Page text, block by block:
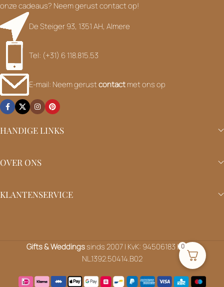
onze cadeaus? Neem gerust contact op!
De Steiger 93, 1351 AH, Almere
Tel: (+31) 6 118.815.53
E-mail: Neem gerustcontactmet ons op
HANDIGE LINKS
OVER ONS
KLANTENSERVICE
Gifts & Weddingssinds 2007 | KvK: 94506183 | BTW:
NL.1392.50414.B02
0